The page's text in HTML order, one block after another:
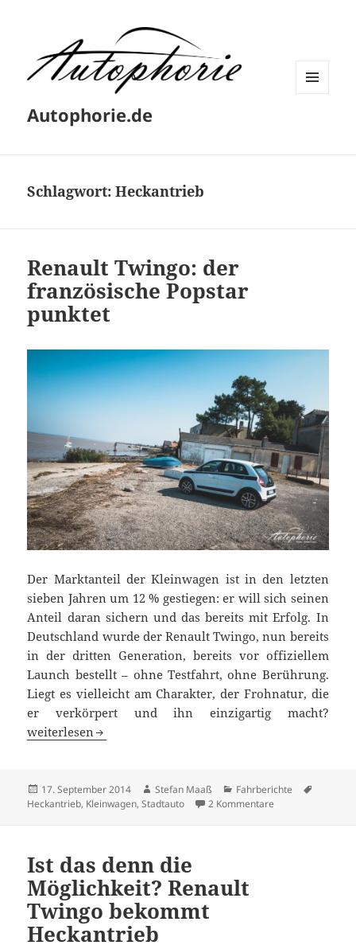
Autophorie.de
Schlagwort:Heckantrieb
Renault Twingo: der
französische Popstar
punktet
Der Marktanteil der Kleinwagen ist in den letzten
sieben Jahren um 12 % gestiegen: er will sich seinen
Anteil daran sichern und das bereits mit Erfolg. In
Deutschland wurde der Renault Twingo, nun bereits
in der dritten Generation, bereits vor offiziellem
Launch bestellt – ohne Testfahrt, ohne Berührung.
Liegt es vielleicht am Charakter, der Frohnatur, die
er verkörpert und ihn einzigartig macht?
Renault Twingo: der französische Popstar punktet
weiterlesen
Veröffentlicht
am
17. September 2014 Autor
Stefan Maaß Kategorien
Fahrberichte
Heckantrieb, Kleinwagen,Stadtauto 2 Kommentare
Ist das denn die
Möglichkeit? Renault
Twingo bekommt
Heckantrieb